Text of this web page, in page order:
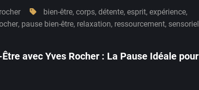
bien-être, corps, détente, esprit, expérience,
, pause bien-être, relaxation, ressourcement, sensoriel
avec Yves Rocher : La Pause Idéale pour